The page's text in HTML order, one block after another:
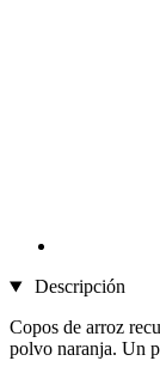
Descripción
Copos de arroz
polvo naranja. Un